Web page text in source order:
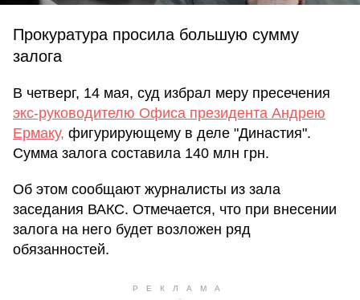
Прокуратура просила большую сумму
залога
В четверг, 14 мая, суд избрал меру пресечения
экс-руководителю Офиса президента Андрею
Ермаку, фигурирующему в деле "Династия".
Сумма залога составила 140 млн грн.
Об этом сообщают журналисты из зала
заседания ВАКС. Отмечается, что при внесении
залога на него будет возложен ряд
обязанностей.